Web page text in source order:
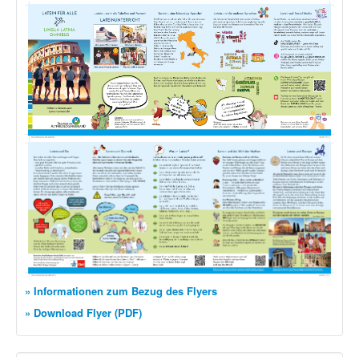
» Informationen zum Bezug des Flyers
» Download Flyer (PDF)